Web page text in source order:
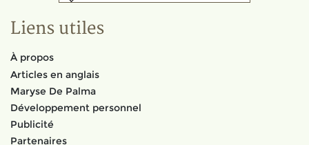
Liens utiles
À propos
Articles en anglais
Maryse De Palma
Développement personnel
Publicité
Partenaires